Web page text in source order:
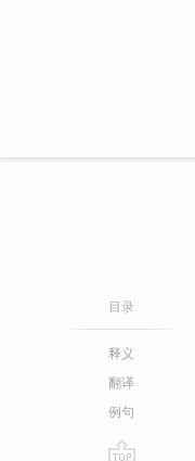
目录
释义
翻译
例句